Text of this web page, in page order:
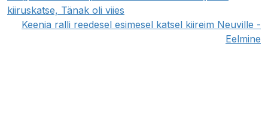
kiiruskatse, Tänak oli viies
Keenia ralli reedesel esimesel katsel kiireim Neuville -
Eelmine